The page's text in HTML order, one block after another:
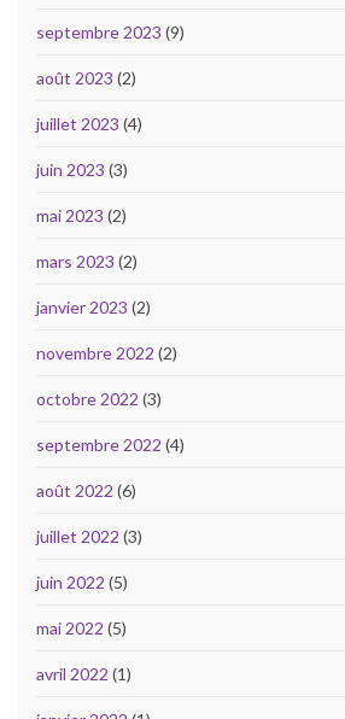
septembre 2023 (9)
août 2023 (2)
juillet 2023 (4)
juin 2023 (3)
mai 2023 (2)
mars 2023 (2)
janvier 2023 (2)
novembre 2022 (2)
octobre 2022 (3)
septembre 2022 (4)
août 2022 (6)
juillet 2022 (3)
juin 2022 (5)
mai 2022 (5)
avril 2022 (1)